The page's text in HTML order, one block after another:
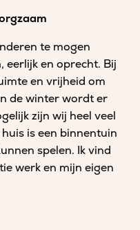
te mogen
eerlijk en oprecht. Bij
en vrijheid om
de winter wordt er
zijn wij heel veel
is een binnentuin
spelen. Ik vind
werk en mijn eigen